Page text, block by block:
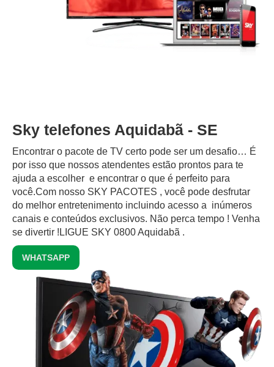
Sky telefones Aquidabã - SE
Encontrar o pacote de TV certo pode ser um desafio… É
por isso que nossos atendentes estão prontos para te
ajuda a escolher e encontrar o que é perfeito para
você.Com nosso SKY PACOTES , você pode desfrutar
do melhor entretenimento incluindo acesso a inúmeros
canais e conteúdos exclusivos.‍ Não perca tempo ! Venha
se divertir !LIGUE SKY 0800 Aquidabã .
WHATSAPP